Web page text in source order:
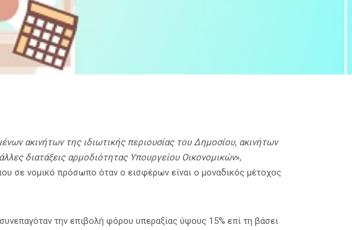
ακινήτων της ιδιωτικής περιουσίας του Δημοσίου, ακινήτων
διατάξεις αρμοδιότητας Υπουργείου Οικονομικών»,
σε νομικό πρόσωπο όταν ο εισφέρων είναι ο μοναδικός μέτοχος
την επιβολή φόρου υπεραξίας ύψους 15% επί τη βάσει